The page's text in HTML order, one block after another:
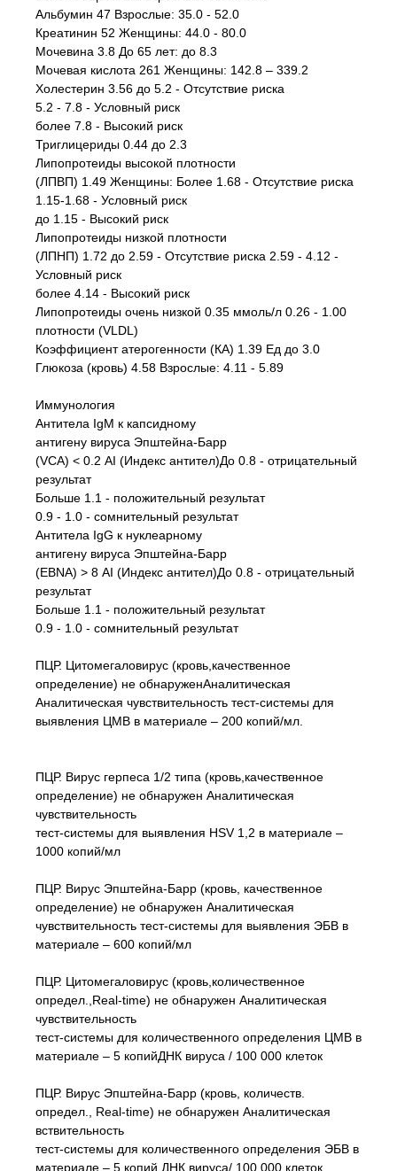
Альбумин 47 Взрослые: 35.0 - 52.0
Креатинин 52 Женщины: 44.0 - 80.0
Мочевина 3.8 До 65 лет: до 8.3
Мочевая кислота 261 Женщины: 142.8 – 339.2
Холестерин 3.56 до 5.2 - Отсутствие риска
5.2 - 7.8 - Условный риск
более 7.8 - Высокий риск
Триглицериды 0.44 до 2.3
Липопротеиды высокой плотности
(ЛПВП) 1.49 Женщины: Более 1.68 - Отсутствие риска
1.15-1.68 - Условный риск
до 1.15 - Высокий риск
Липопротеиды низкой плотности
(ЛПНП) 1.72 до 2.59 - Отсутствие риска 2.59 - 4.12 -
Условный риск
более 4.14 - Высокий риск
Липопротеиды очень низкой 0.35 ммоль/л 0.26 - 1.00
плотности (VLDL)
Коэффициент атерогенности (КА) 1.39 Ед до 3.0
Глюкоза (кровь) 4.58 Взрослые: 4.11 - 5.89
Иммунология
Антитела IgM к капсидному
антигену вируса Эпштейна-Барр
(VCA) < 0.2 AI (Индекс антител)До 0.8 - отрицательный
результат
Больше 1.1 - положительный результат
0.9 - 1.0 - сомнительный результат
Антитела IgG к нуклеарному
антигену вируса Эпштейна-Барр
(EBNA) > 8 AI (Индекс антител)До 0.8 - отрицательный
результат
Больше 1.1 - положительный результат
0.9 - 1.0 - сомнительный результат
ПЦР. Цитомегаловирус (кровь,качественное
определение) не обнаруженАналитическая
Аналитическая чувствительность тест-системы для
выявления ЦМВ в материале – 200 копий/мл.
ПЦР. Вирус герпеса 1/2 типа (кровь,качественное
определение) не обнаружен Аналитическая
чувствительность
тест-системы для выявления HSV 1,2 в материале –
1000 копий/мл
ПЦР. Вирус Эпштейна-Барр (кровь, качественное
определение) не обнаружен Аналитическая
чувствительность тест-системы для выявления ЭБВ в
материале – 600 копий/мл
ПЦР. Цитомегаловирус (кровь,количественное
определ.,Real-time) не обнаружен Аналитическая
чувствительность
тест-системы для количественного определения ЦМВ в
материале – 5 копийДНК вируса / 100 000 клеток
ПЦР. Вирус Эпштейна-Барр (кровь, количеств.
определ., Real-time) не обнаружен Аналитическая
вствительность
тест-системы для количественного определения ЭБВ в
материале – 5 копий ДНК вируса/ 100 000 клеток